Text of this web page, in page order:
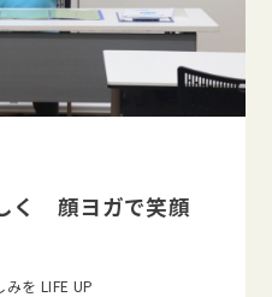
く 顔ヨガで笑顔
を LIFE UP